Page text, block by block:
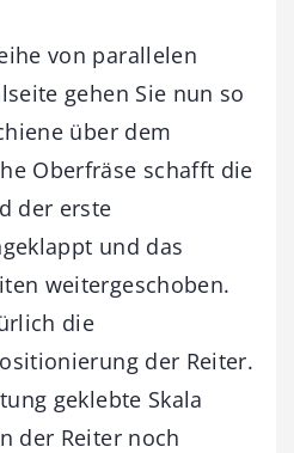
von parallelen
gehen Sie nun so
über dem
Oberfräse schafft die
der erste
und das
weitergeschoben.
die
der Reiter.
geklebte Skala
der Reiter noch